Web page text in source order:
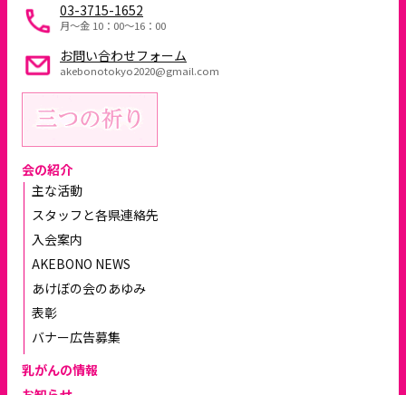
03-3715-1652
月～金 10：00〜16：00
お問い合わせフォーム
akebonotokyo2020@gmail.com
会の紹介
主な活動
スタッフと各県連絡先
入会案内
AKEBONO NEWS
あけぼの会のあゆみ
表彰
バナー広告募集
乳がんの情報